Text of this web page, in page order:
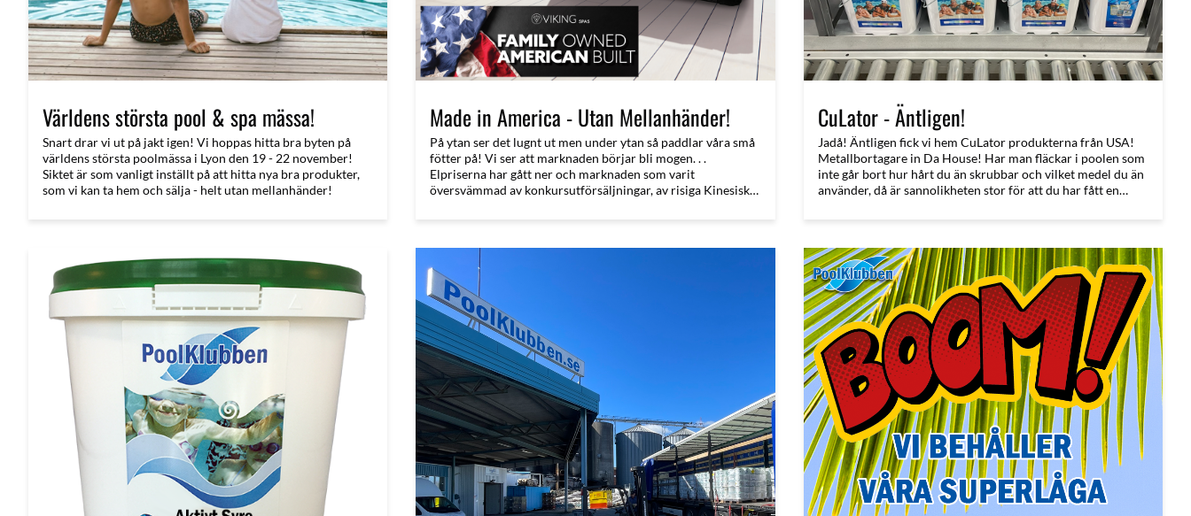
Världens största pool & spa mässa!
Snart drar vi ut på jakt igen! Vi hoppas hitta bra byten på
världens största poolmässa i Lyon den 19 - 22 november!
Siktet är som vanligt inställt på att hitta nya bra produkter,
som vi kan ta hem och sälja - helt utan mellanhänder!
Made in America - Utan Mellanhänder!
På ytan ser det lugnt ut men under ytan så paddlar våra små
fötter på! Vi ser att marknaden börjar bli mogen. . .
Elpriserna har gått ner och marknaden som varit
översvämmad av konkursutförsäljningar, av risiga Kinesiska
CuLator - Äntligen!
Jadå! Äntligen fick vi hem CuLator produkterna från USA!
Metallbortagare in Da House! Har man fläckar i poolen som
inte går bort hur hårt du än skrubbar och vilket medel du än
använder, då är sannolikheten stor för att du har fått en